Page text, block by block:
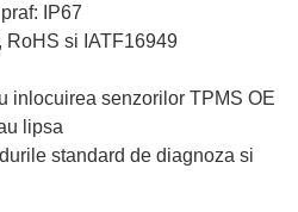
IP67
RoHS si IATF16949
inlocuirea senzorilor TPMS OE
lipsa
standard de diagnoza si